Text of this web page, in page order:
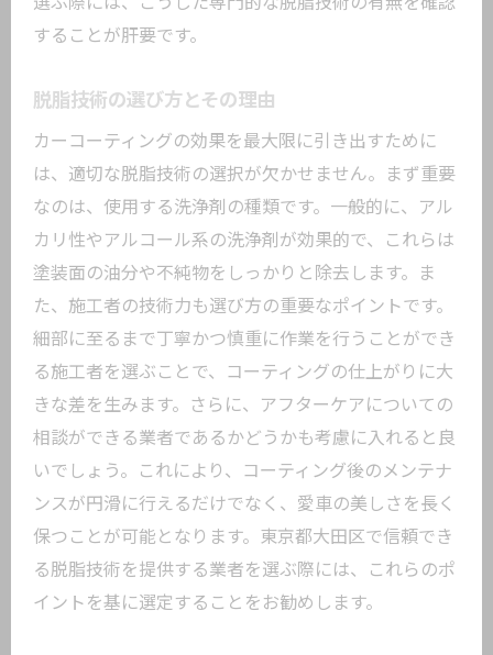
することが肝要です。
脱脂技術の選び方とその理由
カーコーティングの効果を最大限に引き出すために
は、適切な脱脂技術の選択が欠かせません。まず重要
なのは、使用する洗浄剤の種類です。一般的に、アル
カリ性やアルコール系の洗浄剤が効果的で、これらは
塗装面の油分や不純物をしっかりと除去します。ま
た、施工者の技術力も選び方の重要なポイントです。
細部に至るまで丁寧かつ慎重に作業を行うことができ
る施工者を選ぶことで、コーティングの仕上がりに大
きな差を生みます。さらに、アフターケアについての
相談ができる業者であるかどうかも考慮に入れると良
いでしょう。これにより、コーティング後のメンテナ
ンスが円滑に行えるだけでなく、愛車の美しさを長く
保つことが可能となります。東京都大田区で信頼でき
る脱脂技術を提供する業者を選ぶ際には、これらのポ
イントを基に選定することをお勧めします。